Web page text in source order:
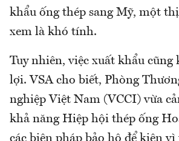
khẩu ống thép sang Mỹ, một
xem là khó tính.
Tuy nhiên, việc xuất khẩu cũng
lợi. VSA cho biết, Phòng
nghiệp Việt Nam (VCCI) vừa
khả năng Hiệp hội thép ống
các biện pháp bảo hộ để kiện